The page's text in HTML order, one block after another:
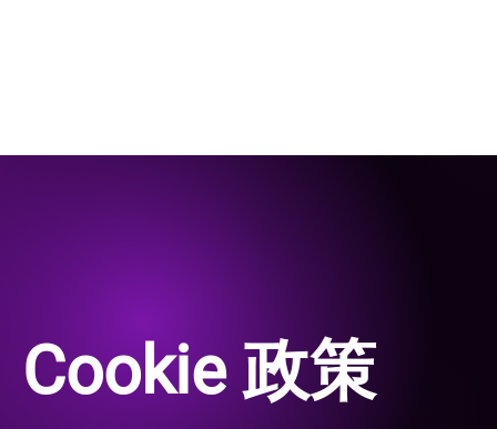
Cookie 政策